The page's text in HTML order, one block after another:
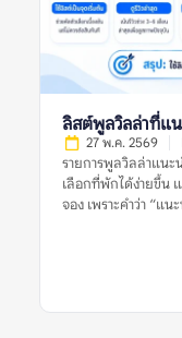
ลิสต์พูลวิลล่าที่แน
27 พ.ค. 2569
รายการพูลวิลล่าแนะ
เลือกที่พักได้ง่ายขึ้น
จอง เพราะคำว่า “แ
จากผู้เข้าพัก ข้อร้อง